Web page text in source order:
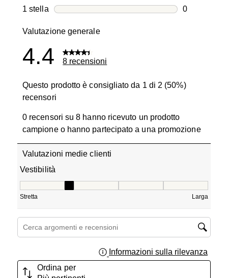
0
1 stellastelle
0
Valutazione generale
4.4 8 recensioni
Questo prodotto è consigliato da 1 di 2 (50%)
recensori
0 recensori su 8 hanno ricevuto un prodotto
campione o hanno partecipato a una promozione
Valutazioni medie clienti
Vestibilità
Stretta Larga
Cerca argomenti e ricerca delle recensioni
Informazioni sulla rilevanza
Ordina per